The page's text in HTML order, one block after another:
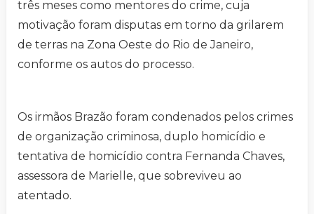
três meses como mentores do crime, cuja
motivação foram disputas em torno da grilarem
de terras na Zona Oeste do Rio de Janeiro,
conforme os autos do processo.
Os irmãos Brazão foram condenados pelos crimes
de organização criminosa, duplo homicídio e
tentativa de homicídio contra Fernanda Chaves,
assessora de Marielle, que sobreviveu ao
atentado.